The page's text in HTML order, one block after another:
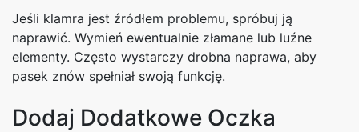
Jeśli klamra jest źródłem problemu, spróbuj ją
naprawić. Wymień ewentualnie złamane lub luźne
elementy. Często wystarczy drobna naprawa, aby
pasek znów spełniał swoją funkcję.
Dodaj Dodatkowe Oczka